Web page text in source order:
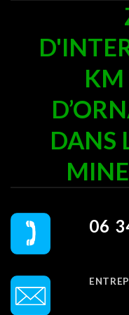
KM
DANS
06